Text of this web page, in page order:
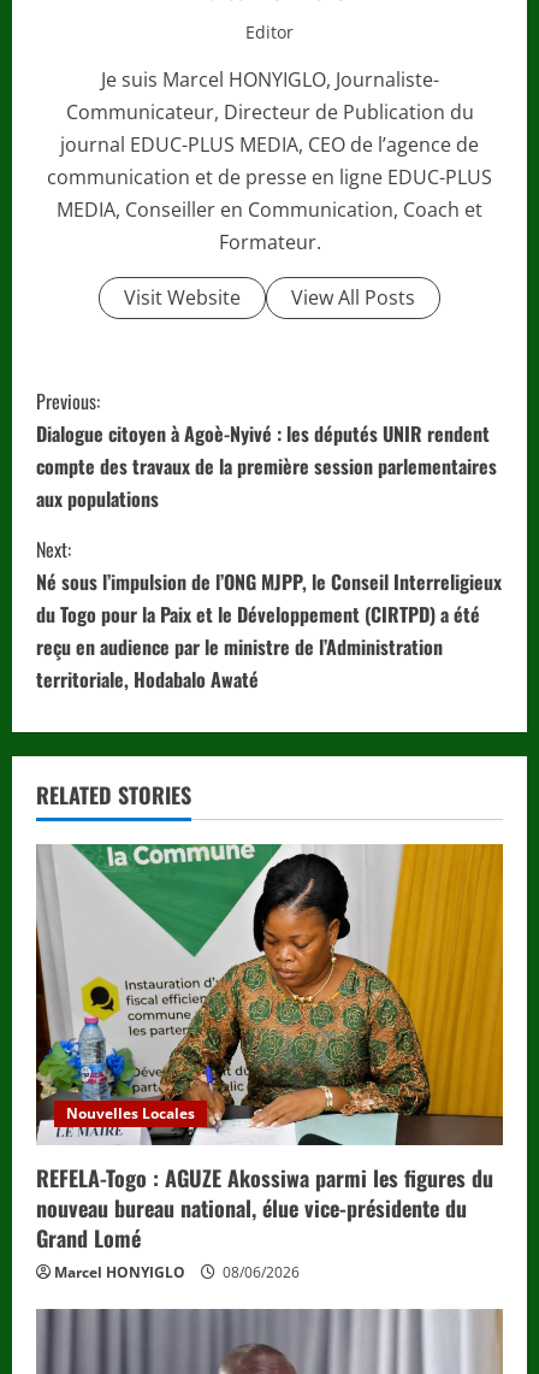
Editor
Je suis Marcel HONYIGLO, Journaliste-
Communicateur, Directeur de Publication du
journal EDUC-PLUS MEDIA, CEO de l’agence de
communication et de presse en ligne EDUC-PLUS
MEDIA, Conseiller en Communication, Coach et
Formateur.
Visit Website View All Posts
C
o
n
t
i
n
u
e
R
e
a
d
i
n
g
Previous:
Dialogue citoyen à Agoè-Nyivé : les députés UNIR rendent
compte des travaux de la première session parlementaires
aux populations
Next:
Né sous l’impulsion de l’ONG MJPP, le Conseil Interreligieux
du Togo pour la Paix et le Développement (CIRTPD) a été
reçu en audience par le ministre de l’Administration
territoriale, Hodabalo Awaté
RELATED STORIES
Nouvelles Locales
REFELA-Togo : AGUZE Akossiwa parmi les figures du
nouveau bureau national, élue vice-présidente du
Grand Lomé
Marcel HONYIGLO 08/06/2026